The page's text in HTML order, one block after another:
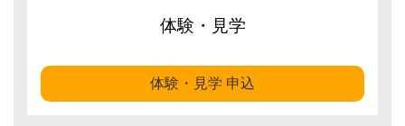
体験・見学
体験・見学 申込